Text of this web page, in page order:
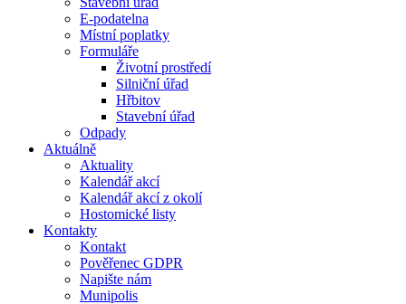
E-podatelna
Místní poplatky
Formuláře
Životní prostředí
Silniční úřad
Hřbitov
Stavební úřad
Odpady
Aktuálně
Aktuality
Kalendář akcí
Kalendář akcí z okolí
Hostomické listy
Kontakty
Kontakt
Pověřenec GDPR
Napište nám
Munipolis